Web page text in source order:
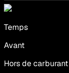
Temps
Avant
Hors de carburant